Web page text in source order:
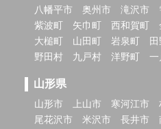
八幡平市
奥州市 滝沢市
紫波町
矢巾町 西和賀町
大槌町
山田町 岩泉町
野田村
九戸村 洋野町 一
山形県
山形市 上山市 寒河江市
尾花沢市
米沢市 長井市